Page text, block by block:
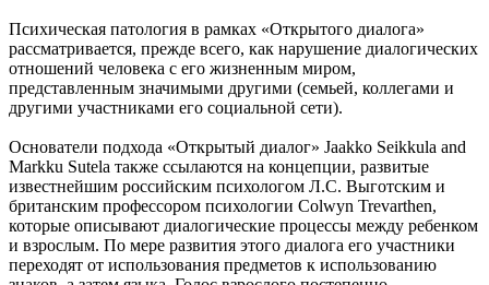
Психическая патология в рамках «Открытого диалога»
рассматривается, прежде всего, как нарушение диалогических
отношений человека с его жизненным миром,
представленным значимыми другими (семьей, коллегами и
другими участниками его социальной сети).
Основатели подхода «Открытый диалог» Jaakko Seikkula and
Markku Sutela также ссылаются на концепции, развитые
известнейшим российским психологом Л.С. Выготским и
британским профессором психологии Colwyn Trevarthen,
которые описывают диалогические процессы между ребенком
и взрослым. По мере развития этого диалога его участники
переходят от использования предметов к использованию